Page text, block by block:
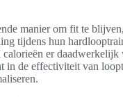
manier om fit te
tijdens hun
er
in de effectiviteit van